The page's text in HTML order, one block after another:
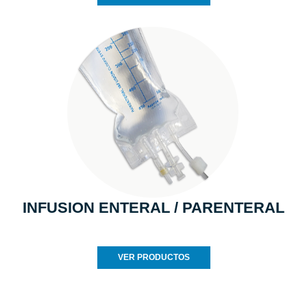
INFUSION ENTERAL / PARENTERAL
VER PRODUCTOS